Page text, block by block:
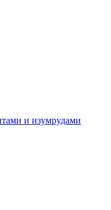
и изумрудами